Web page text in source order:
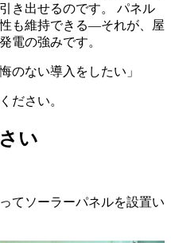
き出せるのです。 パネル
も維持できる—それが、屋
電の強みです。
のない導入をしたい」
ださい。
い
てソーラーパネルを設置い